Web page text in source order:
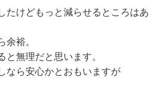
たけどもっと減らせるところはあ
裕。
無理だと思います。
なら安心かとおもいますが